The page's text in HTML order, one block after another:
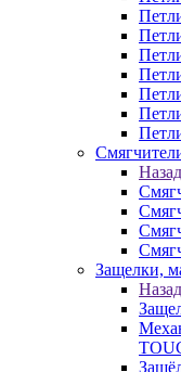
Назад
Защелки,
Назад